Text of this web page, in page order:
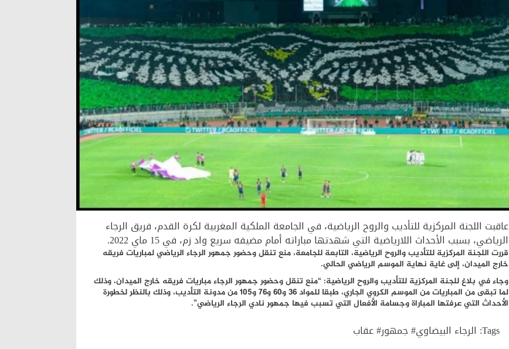
عاقبت اللجنة المركزية للتأديب والروح الرياضية، في الجامعة الملكية المغربية لكرة القدم، فريق الرجاء
الرياضي، بسبب الأحداث اللارياضية التي شهدتها مباراته أمام مضيفه سريع واد زم، في 15 ماي 2022.
قررت اللجنة المركزية للتأديب والروح الرياضية، التابعة للجامعة، منع تنقل وحضور جمهور الرجاء الرياضي لمباريات فريقه
خارج الميدان، إلى غاية نهاية الموسم الرياضي الحالي.
وجاء في بلاغ للجنة المركزية للتأديب والروح الرياضية: “منع تنقل وحضور جمهور الرجاء مباريات فريقه خارج الميدان، وذلك
لما تبقى من المباريات من الموسم الكروي الجاري، طبقا للمواد 36 و60 و76 و105 من مدونة التأديب، وذلك بالنظر لخطورة
الأحداث التي عرفتها المباراة وجسامة الأفعال التي تسبب فيها جمهور نادي الرجاء الرياضي”.
Tags: الرجاء البيضاوي# جمهور# عقاب